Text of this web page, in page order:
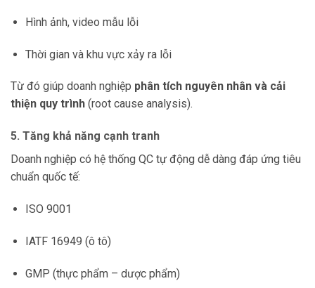
Hình ảnh, video mẫu lỗi
Thời gian và khu vực xảy ra lỗi
Từ đó giúp doanh nghiệp phân tích nguyên nhân và cải
thiện quy trình (root cause analysis).
5. Tăng khả năng cạnh tranh
Doanh nghiệp có hệ thống QC tự động dễ dàng đáp ứng tiêu
chuẩn quốc tế:
ISO 9001
IATF 16949 (ô tô)
GMP (thực phẩm – dược phẩm)